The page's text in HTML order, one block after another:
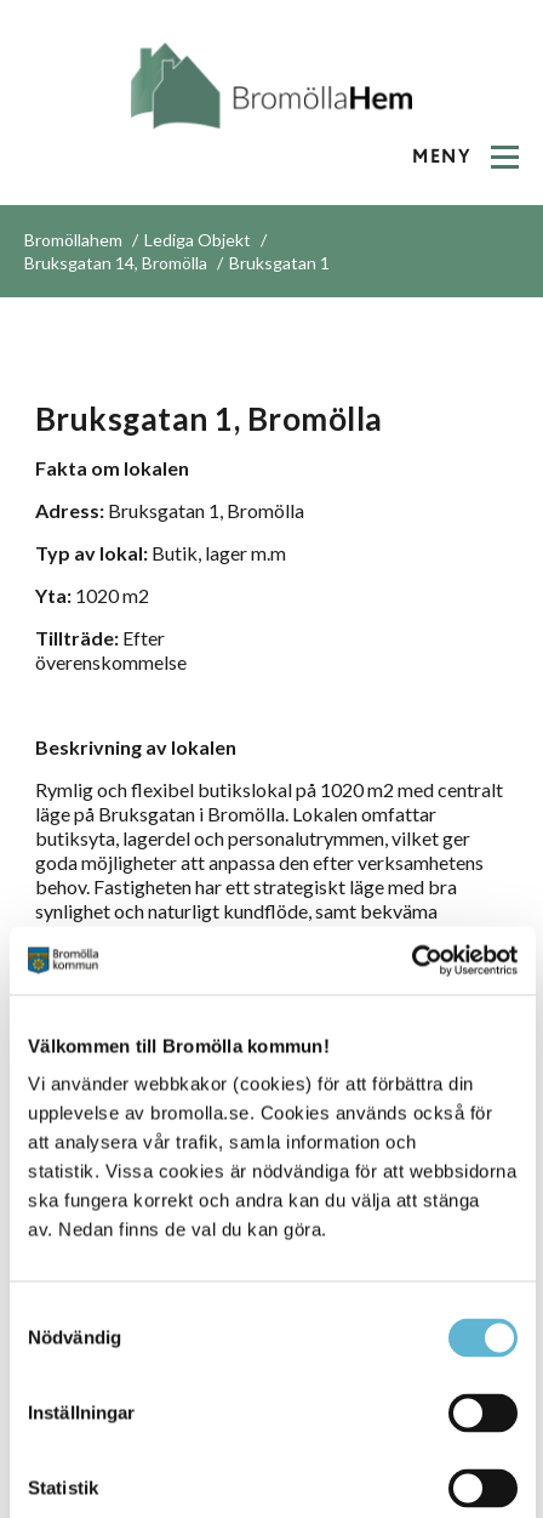
Välkommen till Bromölla kommun!
Vi använder webbkakor (cookies) för att förbättra din
upplevelse av bromolla.se. Cookies används också för
att analysera vår trafik, samla information och
statistik. Vissa cookies är nödvändiga för att webbsidorna
ska fungera korrekt och andra kan du välja att stänga
av. Nedan finns de val du kan göra.
Nödvändig
Inställningar
Statistik
MENY
Bromöllahem
Lediga Objekt
Bruksgatan 14, Bromölla
Bruksgatan 1
Bruksgatan 1, Bromölla
Fakta om lokalen
Adress:Bruksgatan 1, Bromölla
Typ av lokal:Butik, lager m.m
Yta:1020 m2
Tillträde:Efter
överenskommelse
Beskrivning av lokalen
Rymlig och flexibel butikslokal på 1020 m2 med centralt
läge på Bruksgatan i Bromölla. Lokalen omfattar
butiksyta, lagerdel och personalutrymmen, vilket ger
goda möjligheter att anpassa den efter verksamhetens
behov. Fastigheten har ett strategiskt läge med bra
synlighet och naturligt kundflöde, samt bekväma
flera välkända verksamheter såsom Systembolaget,
Filmpalatset, Juhlins Optik, Ifö Center, Ivetofta Sparbank,
handelsområde.
Kontaktuppgifter:
AB BromöllaHem
Telefon: 0456-622400
E-post: Info@bromollahem.se